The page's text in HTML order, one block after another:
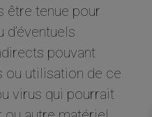
être tenue pour
d’éventuels
pouvant
ou utilisation de ce
virus qui pourrait